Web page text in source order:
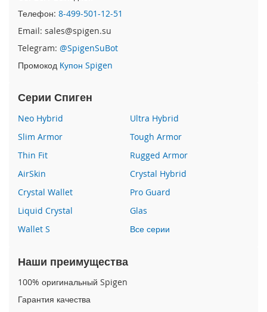
i
r
i
P
h
e
7
P
h
o
n
1
6
P
o
a
Телефон: 8-499-501-12-51
Email: sales@spigen.su
Telegram: @SpigenSuBot
Промокод Купон Spigen
Серии Спиген
Neo Hybrid
Ultra Hybrid
Slim Armor
Tough Armor
Thin Fit
Rugged Armor
AirSkin
Crystal Hybrid
Crystal Wallet
Pro Guard
Liquid Crystal
Glas
Wallet S
Все серии
Наши преимущества
100% оригинальный Spigen
Гарантия качества